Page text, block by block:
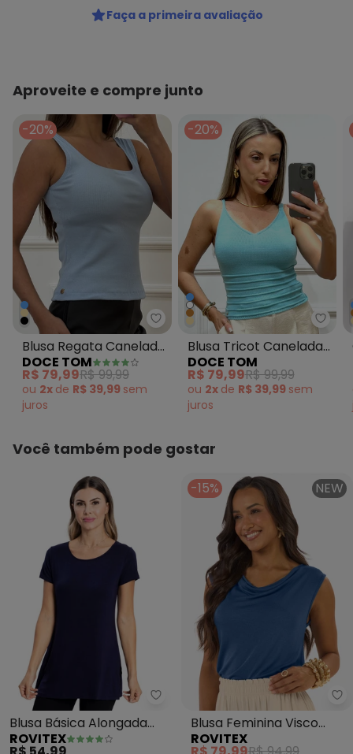
Fornecedor: DORI MODAS EIRELI / CNPJ 33.883.157/0001-61
Histórico de preços
O preço apresentado abaixo é o menor oferecido em
algum dia do mês, para o menor tamanho disponível.
agosto/2026
julho/2026 N/D*
junho/2026 N/D*
maio/2026 N/D*
abril/2026 N/D*
março/2026 R$ 79,99
fevereiro/2026 N/D*
Faça a primeira avaliação
Aproveite e compre junto
-20%
Doce Tom - Blusa Regata
Blusa Regata Canelada
Azul
DOCE TOM
R$ 79,99R$ 99,99
ou 2x de R$ 39,99 sem
juros
-20%
Blusa Tricot Canelada
Detalhes e Tramas
Azul
DOCE TOM
R$ 79,99R$ 99,99
ou 2x de R$ 39,99 sem
juros
Você também pode gostar
Rovitex - Blusa Básica
Blusa Básica Alongada
Feminina (Azul)
ROVITEX
-15% NEW
Blusa Feminina Visco
Tricot Gola Degagê
ROVITEX